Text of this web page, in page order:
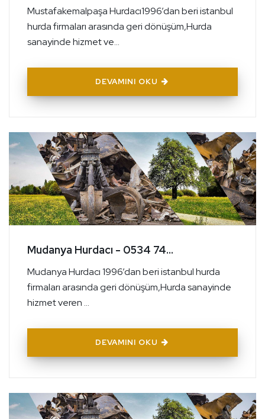
Mustafakemalpaşa Hurdacı1996’dan beri istanbul
hurda firmaları arasında geri dönüşüm,Hurda
sanayinde hizmet ve...
DEVAMINI OKU
Mudanya Hurdacı - 0534 74...
Mudanya Hurdacı 1996’dan beri istanbul hurda
firmaları arasında geri dönüşüm,Hurda sanayinde
hizmet veren ...
DEVAMINI OKU